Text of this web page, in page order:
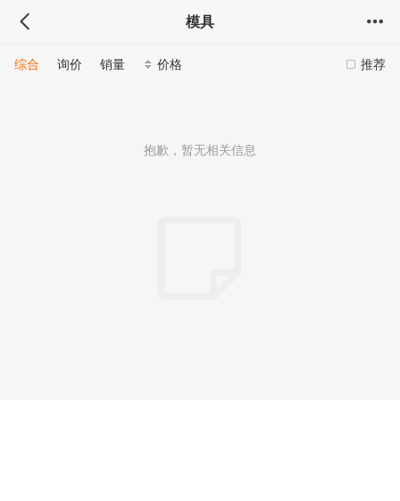
模具
推荐
综合 询价 销量 价格
抱歉，暂无相关信息